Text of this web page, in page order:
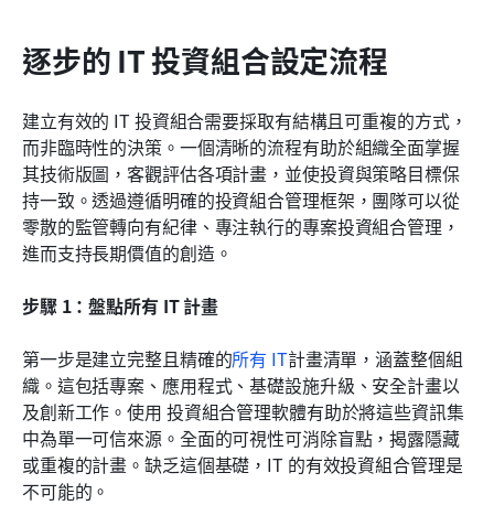
逐步的 IT 投資組合設定流程
建立有效的 IT 投資組合需要採取有結構且可重複的方式，
而非臨時性的決策。一個清晰的流程有助於組織全面掌握
其技術版圖，客觀評估各項計畫，並使投資與策略目標保
持一致。透過遵循明確的投資組合管理框架，團隊可以從
零散的監管轉向有紀律、專注執行的專案投資組合管理，
進而支持長期價值的創造。
步驟 1：盤點所有 IT 計畫
第一步是建立完整且精確的所有 IT計畫清單，涵蓋整個組
織。這包括專案、應用程式、基礎設施升級、安全計畫以
及創新工作。使用 投資組合管理軟體有助於將這些資訊集
中為單一可信來源。全面的可視性可消除盲點，揭露隱藏
或重複的計畫。缺乏這個基礎，IT 的有效投資組合管理是
不可能的。